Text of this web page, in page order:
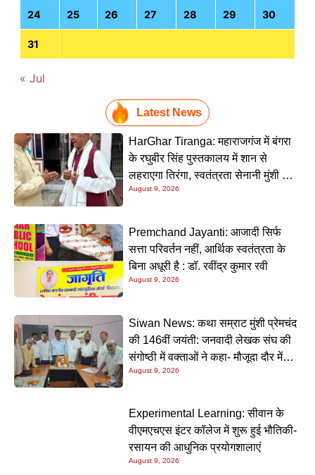
24 25 26 27 28 29 30
31
« Jul
Latest News
HarGhar Tiranga: महाराजगंज में बंगरा
के रघुबीर सिंह पुस्तकालय में शान से
लहराएगा तिरंगा, स्वतंत्रता सेनानी मुंशी सिंह
होंगे मुख्य अतिथि
August 9, 2026
Premchand Jayanti: आजादी सिर्फ
सत्ता परिवर्तन नहीं, आर्थिक स्वतंत्रता के
बिना अधूरी है : डॉ. रवींद्र कुमार रवी
August 9, 2026
Siwan News: कथा सम्राट मुंशी प्रेमचंद
की 146वीं जयंती: जनवादी लेखक संघ की
संगोष्ठी में वक्ताओं ने कहा- मौजूदा दौर में
प्रेमचंद की रचनाएं और अधिक प्रासंगिक
August 9, 2026
Experimental Learning: सीवान के
वीएमएचएस इंटर कॉलेज में शुरू हुई भौतिकी-
रसायन की आधुनिक प्रयोगशालाएं
August 9, 2026